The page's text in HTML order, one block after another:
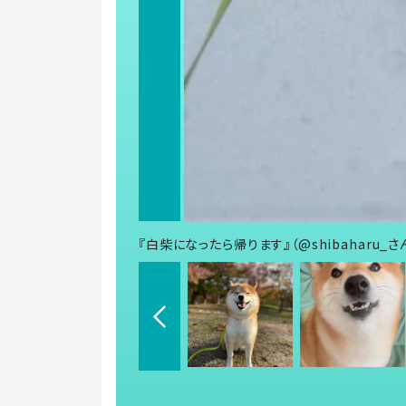
『白柴になったら帰ります』（@shibaharu_さ